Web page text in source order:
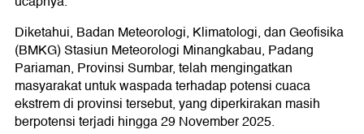
Diketahui, Badan Meteorologi, Klimatologi, dan Geofisika
(BMKG) Stasiun Meteorologi Minangkabau, Padang
Pariaman, Provinsi Sumbar, telah mengingatkan
masyarakat untuk waspada terhadap potensi cuaca
ekstrem di provinsi tersebut, yang diperkirakan masih
berpotensi terjadi hingga 29 November 2025.